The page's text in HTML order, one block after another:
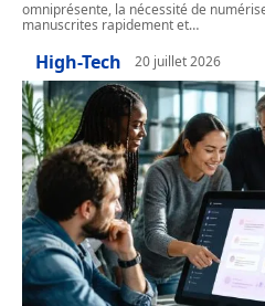
omniprésente, la nécessité de
manuscrites rapidement et…
High-Tech 20 juillet 2026